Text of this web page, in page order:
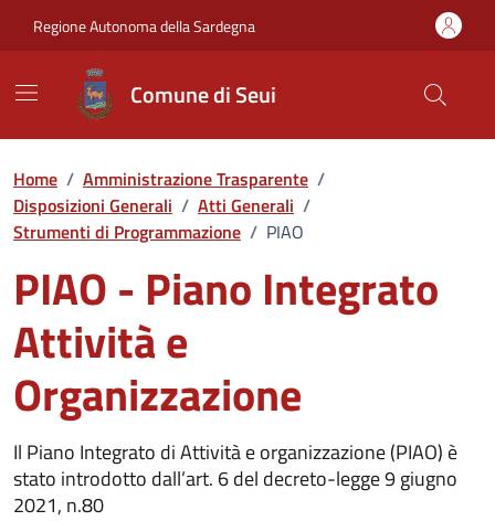
Regione Autonoma della Sardegna
Comune di Seui
Home / Amministrazione Trasparente /
Disposizioni Generali / Atti Generali /
Strumenti di Programmazione / PIAO
PIAO - Piano Integrato
Attività e
Organizzazione
Il Piano Integrato di Attività e organizzazione (PIAO) è
stato introdotto dall’art. 6 del decreto-legge 9 giugno
2021, n.80